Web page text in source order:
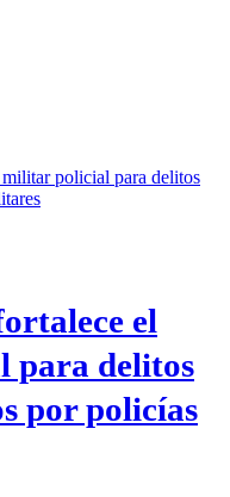
el
para delitos
por policías